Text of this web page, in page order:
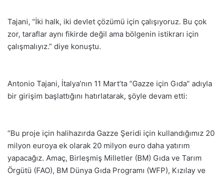
Tajani, “İki halk, iki devlet çözümü için çalışıyoruz. Bu çok
zor, taraflar aynı fikirde değil ama bölgenin istikrarı için
çalışmalıyız.” diye konuştu.
Antonio Tajani, İtalya’nın 11 Mart’ta “Gazze için Gıda” adıyla
bir girişim başlattığını hatırlatarak, şöyle devam etti:
“Bu proje için halihazırda Gazze Şeridi için kullandığımız 20
milyon euroya ek olarak 20 milyon euro daha yatırım
yapacağız. Amaç, Birleşmiş Milletler (BM) Gıda ve Tarım
Örgütü (FAO), BM Dünya Gıda Programı (WFP), Kızılay ve